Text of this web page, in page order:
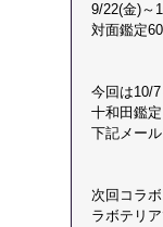
9/22(金)～
対面鑑定
今回は10/
十和田鑑定
下記メー
次回コラ
ラボテリ